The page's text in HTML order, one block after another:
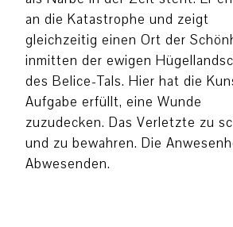
an die Katastrophe und zeigt
gleichzeitig einen Ort der
inmitten der ewigen
des Belice-Tals. Hier hat die
Aufgabe erfüllt, eine Wunde
zuzudecken. Das Verletzte zu
und zu bewahren. Die
Abwesenden.